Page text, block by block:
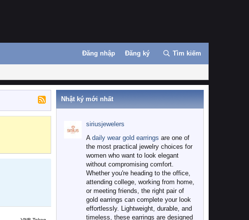
Đăng nhập Đăng ký Tìm kiếm
Nhật ký mới nhất
siriusjewelers
A daily wear gold earrings are one of
the most practical jewelry choices for
women who want to look elegant
without compromising comfort.
Whether you're heading to the office,
attending college, working from home,
or meeting friends, the right pair of
gold earrings can complete your look
effortlessly. Lightweight, durable, and
timeless, these earrings are designed